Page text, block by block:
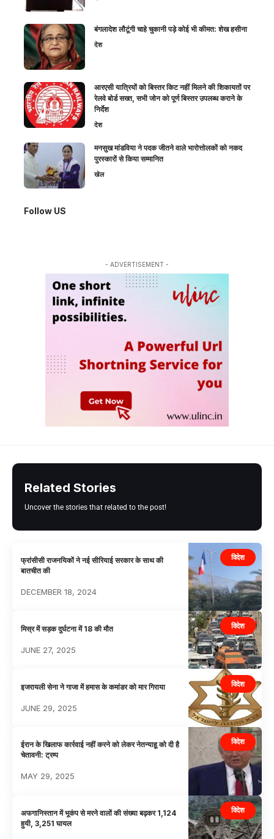
बंगलादेश लौटूंगी चाहे चुकानी पड़े कोई भी कीमत: शेख हसीना
देश
आरएसी यात्रियों को बिस्तर किट नहीं मिलने की शिकायतों पर
रेलवे बोर्ड सख्त, सभी जोन को पूर्ण बिस्तर उपलब्ध कराने के
निर्देश
देश
मनसुख मांडविया ने पदक जीतने वाले भारोत्तोलकों को नकद
पुरस्कारों से किया सम्मानित
खेल
Follow US
- ADVERTISEMENT -
Related Stories
Uncover the stories that related to the post!
विदेश
फ्रांसीसी राजनयिकों ने नई सीरियाई सरकार के साथ की
बातचीत की
DECEMBER 18, 2024
विदेश
मिस्र में सड़क दुर्घटना में 18 की मौत
JUNE 27, 2025
विदेश
इजरायली सेना ने गाजा में हमास के कमांडर को मार गिराया
JUNE 29, 2025
विदेश
ईरान के खिलाफ कार्रवाई नहीं करने को लेकर नेतन्याहू को दी है
चेतावनी: ट्रम्प
MAY 29, 2025
विदेश
अफगानिस्तान में भूकंप से मरने वालों की संख्या बढ़कर 1,124
हुयी, 3,251 घायल